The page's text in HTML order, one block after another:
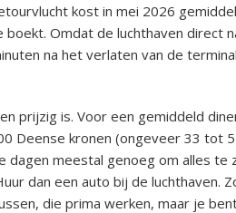
kost in mei 2026
boekt. Omdat de luchthaven direct
na het verlaten van de
prijzig is. Voor een gemiddeld
Deense kronen (ongeveer 33 tot
dagen meestal genoeg om alles te
dan een auto bij de luchthaven.
die prima werken, maar je